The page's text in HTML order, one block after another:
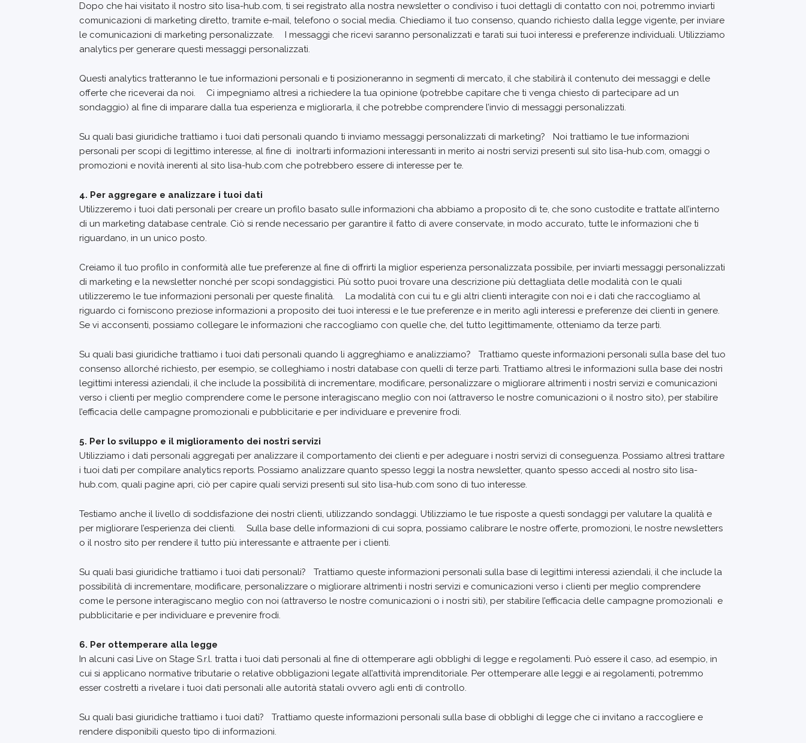
Dopo che hai visitato il nostro sito lisa-hub.com, ti sei registrato alla nostra newsletter o condiviso i tuoi dettagli di contatto con noi, potremmo inviarti
comunicazioni di marketing diretto, tramite e-mail, telefono o social media. Chiediamo il tuo consenso, quando richiesto dalla legge vigente, per inviare
le comunicazioni di marketing personalizzate. I messaggi che ricevi saranno personalizzati e tarati sui tuoi interessi e preferenze individuali. Utilizziamo
analytics per generare questi messaggi personalizzati.
Questi analytics tratteranno le tue informazioni personali e ti posizioneranno in segmenti di mercato, il che stabilirà il contenuto dei messaggi e delle
offerte che riceverai da noi. Ci impegniamo altresì a richiedere la tua opinione (potrebbe capitare che ti venga chiesto di partecipare ad un
sondaggio) al fine di imparare dalla tua esperienza e migliorarla, il che potrebbe comprendere l’invio di messaggi personalizzati.
Su quali basi giuridiche trattiamo i tuoi dati personali quando ti inviamo messaggi personalizzati di marketing? Noi trattiamo le tue informazioni
personali per scopi di legittimo interesse, al fine di inoltrarti informazioni interessanti in merito ai nostri servizi presenti sul sito lisa-hub.com, omaggi o
promozioni e novità inerenti al sito lisa-hub.com che potrebbero essere di interesse per te.
4. Per aggregare e analizzare i tuoi dati
Utilizzeremo i tuoi dati personali per creare un profilo basato sulle informazioni cha abbiamo a proposito di te, che sono custodite e trattate all’interno
di un marketing database centrale. Ciò si rende necessario per garantire il fatto di avere conservate, in modo accurato, tutte le informazioni che ti
riguardano, in un unico posto.
Creiamo il tuo profilo in conformità alle tue preferenze al fine di offrirti la miglior esperienza personalizzata possibile, per inviarti messaggi personalizzati
di marketing e la newsletter nonché per scopi sondaggistici. Più sotto puoi trovare una descrizione più dettagliata delle modalità con le quali
utilizzeremo le tue informazioni personali per queste finalità. La modalità con cui tu e gli altri clienti interagite con noi e i dati che raccogliamo al
riguardo ci forniscono preziose informazioni a proposito dei tuoi interessi e le tue preferenze e in merito agli interessi e preferenze dei clienti in genere.
Se vi acconsenti, possiamo collegare le informazioni che raccogliamo con quelle che, del tutto legittimamente, otteniamo da terze parti.
Su quali basi giuridiche trattiamo i tuoi dati personali quando li aggreghiamo e analizziamo? Trattiamo queste informazioni personali sulla base del tuo
consenso allorché richiesto, per esempio, se colleghiamo i nostri database con quelli di terze parti. Trattiamo altresì le informazioni sulla base dei nostri
legittimi interessi aziendali, il che include la possibilità di incrementare, modificare, personalizzare o migliorare altrimenti i nostri servizi e comunicazioni
verso i clienti per meglio comprendere come le persone interagiscano meglio con noi (attraverso le nostre comunicazioni o il nostro sito), per stabilire
l’efficacia delle campagne promozionali e pubblicitarie e per individuare e prevenire frodi.
5. Per lo sviluppo e il miglioramento dei nostri servizi
Utilizziamo i dati personali aggregati per analizzare il comportamento dei clienti e per adeguare i nostri servizi di conseguenza. Possiamo altresì trattare
i tuoi dati per compilare analytics reports. Possiamo analizzare quanto spesso leggi la nostra newsletter, quanto spesso accedi al nostro sito lisa-
hub.com, quali pagine apri, ciò per capire quali servizi presenti sul sito lisa-hub.com sono di tuo interesse.
Testiamo anche il livello di soddisfazione dei nostri clienti, utilizzando sondaggi. Utilizziamo le tue risposte a questi sondaggi per valutare la qualità e
per migliorare l’esperienza dei clienti. Sulla base delle informazioni di cui sopra, possiamo calibrare le nostre offerte, promozioni, le nostre newsletters
o il nostro sito per rendere il tutto più interessante e attraente per i clienti.
Su quali basi giuridiche trattiamo i tuoi dati personali? Trattiamo queste informazioni personali sulla base di legittimi interessi aziendali, il che include la
possibilità di incrementare, modificare, personalizzare o migliorare altrimenti i nostri servizi e comunicazioni verso i clienti per meglio comprendere
come le persone interagiscano meglio con noi (attraverso le nostre comunicazioni o i nostri siti), per stabilire l’efficacia delle campagne promozionali e
pubblicitarie e per individuare e prevenire frodi.
6. Per ottemperare alla legge
In alcuni casi Live on Stage S.r.l. tratta i tuoi dati personali al fine di ottemperare agli obblighi di legge e regolamenti. Può essere il caso, ad esempio, in
cui si applicano normative tributarie o relative obbligazioni legate all’attività imprenditoriale. Per ottemperare alle leggi e ai regolamenti, potremmo
esser costretti a rivelare i tuoi dati personali alle autorità statali ovvero agli enti di controllo.
Su quali basi giuridiche trattiamo i tuoi dati? Trattiamo queste informazioni personali sulla base di obblighi di legge che ci invitano a raccogliere e
rendere disponibili questo tipo di informazioni.